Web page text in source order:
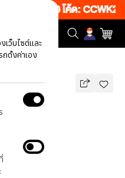
เว็บไซต์และ
ตั้งค่าเอง
23.00 โค้ด: CCWK2|
มพู